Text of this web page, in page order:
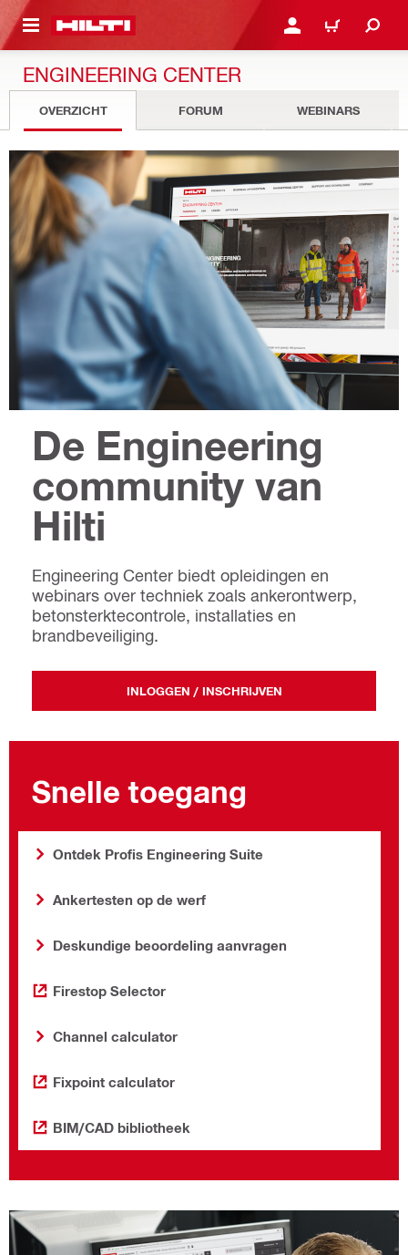
HOOFDINHOUD LOG IN OF REGISTREER
WINKELWAGEN
ENGINEERING CENTER
OVERZICHT FORUM WEBINARS
De Engineering
community van
Hilti
Engineering Center biedt opleidingen en
webinars over techniek zoals ankerontwerp,
betonsterktecontrole, installaties en
brandbeveiliging.
INLOGGEN / INSCHRIJVEN
Snelle toegang
Ontdek Profis Engineering Suite
Ankertesten op de werf
Deskundige beoordeling aanvragen
Firestop Selector
Channel calculator
Fixpoint calculator
BIM/CAD bibliotheek